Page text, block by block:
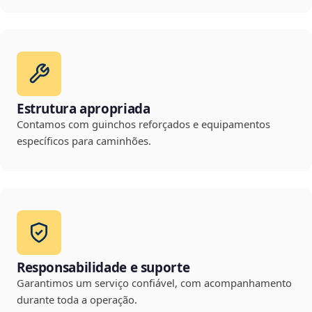
Estrutura apropriada
Contamos com guinchos reforçados e equipamentos
específicos para caminhões.
Responsabilidade e suporte
Garantimos um serviço confiável, com acompanhamento
durante toda a operação.